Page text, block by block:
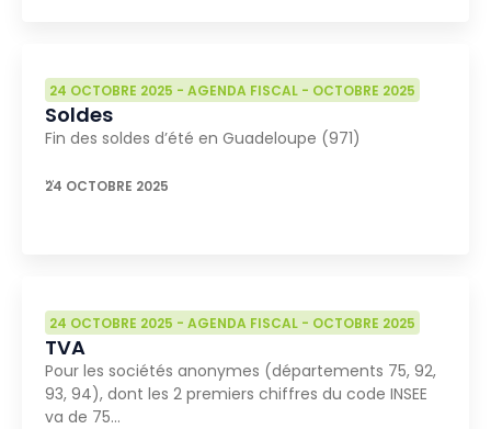
24 OCTOBRE 2025 - AGENDA FISCAL - OCTOBRE 2025
Soldes
Fin des soldes d’été en Guadeloupe (971)
…
24 OCTOBRE 2025
24 OCTOBRE 2025 - AGENDA FISCAL - OCTOBRE 2025
TVA
Pour les sociétés anonymes (départements 75, 92,
93, 94), dont les 2 premiers chiffres du code INSEE
va de 75…